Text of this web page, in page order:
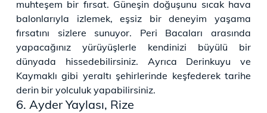
muhteşem bir fırsat. Güneşin doğuşunu sıcak hava
balonlarıyla izlemek, eşsiz bir deneyim yaşama
fırsatını sizlere sunuyor. Peri Bacaları arasında
yapacağınız yürüyüşlerle kendinizi büyülü bir
dünyada hissedebilirsiniz. Ayrıca Derinkuyu ve
Kaymaklı gibi yeraltı şehirlerinde keşfederek tarihe
derin bir yolculuk yapabilirsiniz.
6. Ayder Yaylası, Rize